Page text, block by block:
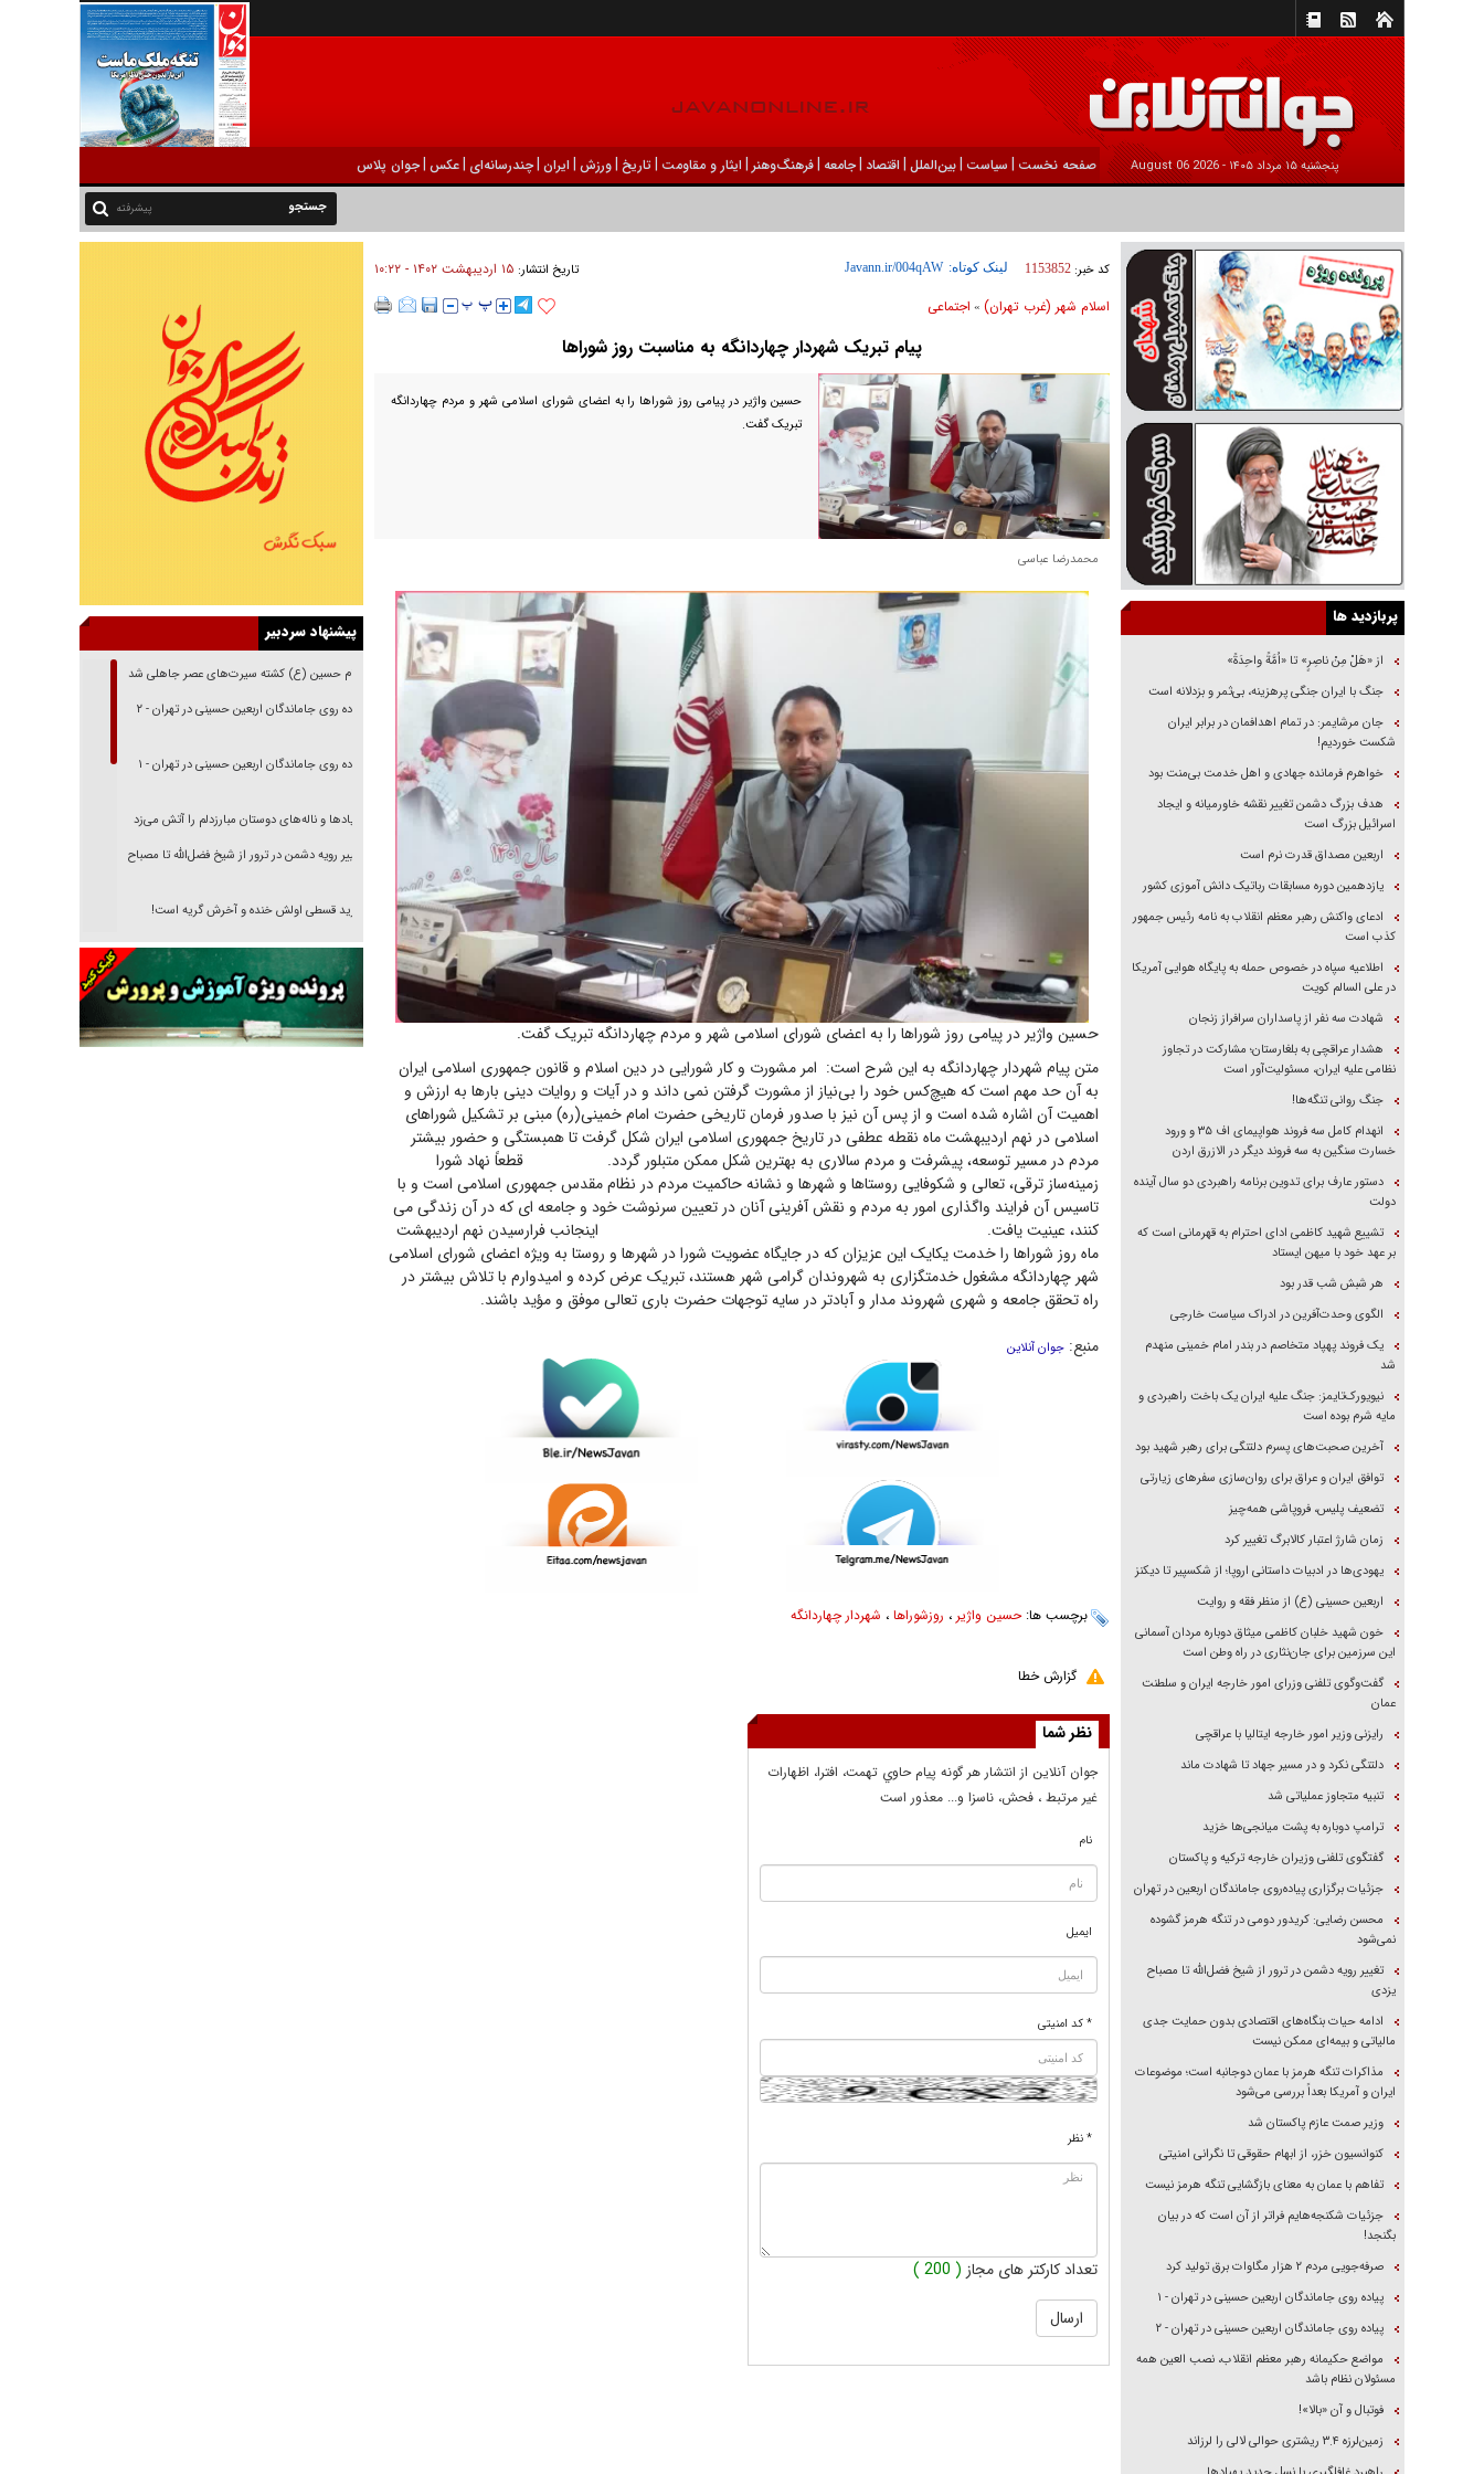
پنجشنبه ۱۵ مرداد ۱۴۰۵ - 2026 August 06 صفحه نخست | سیاست |بين‌الملل | اقتصاد |جامعه |فرهنگ‌و‌هنر | ایثار و مقاومت |تاریخ |ورزش | ايران |چندرسانه‌ای |عکس |جوان پلاس
پیشرفته
کد خبر: 1153852 لینک کوتاه: تاریخ انتشار: ۱۵ ارديبهشت ۱۴۰۲ - ۱۰:۲۲
اسلام شهر (غرب تهران)» اجتماعی
پیام تبریک شهردار چهاردانگه به‌ مناسبت روز شوراها
حسین واژیر در پیامی روز شوراها را به اعضای شورای اسلامی شهر و مردم چهاردانگه
تبریک گفت.
محمدرضا عباسی
حسین واژیر در پیامی روز شوراها را به اعضای شورای اسلامی شهر و مردم چهاردانگه تبریک گفت.
متن پیام شهردار چهاردانگه به این شرح است: امر مشورت و کار شورایی در دین اسلام و قانون جمهوری اسلامی ایران
به آن حد مهم است که هیچ‌کس خود را بی‌نیاز از مشورت گرفتن نمی داند و در آیات و روایات دینی بارها به ارزش و
اهمیت آن اشاره شده است و از پس آن نیز با صدور فرمان تاریخی حضرت امام خمینی(ره) مبنی بر تشکیل شوراهای
اسلامی در نهم اردیبهشت ماه نقطه عطفی در تاریخ جمهوری اسلامی ایران شکل گرفت تا همبستگی و حضور بیشتر
مردم در مسیر توسعه، پیشرفت و مردم سالاری به بهترین شکل ممکن متبلور گردد. قطعاً نهاد شورا
زمینه‌ساز ترقی، تعالی و شکوفایی روستاها و شهرها و نشانه حاکمیت مردم در نظام مقدس جمهوری اسلامی است و با
تاسیس آن فرایند واگذاری امور به مردم و نقش آفرینی آنان در تعیین سرنوشت خود و جامعه ای که در آن زندگی می
کنند، عینیت یافت. اینجانب فرارسیدن نهم اردیبهشت
ماه روز شورا‌ها را خدمت یکایک این عزیزان که در جایگاه عضویت شورا در شهر‌ها و روستا به ویژه اعضای شورای اسلامی
شهر چهاردانگه مشغول خدمتگزاری به شهروندان گرامی شهر هستند، تبریک عرض کرده و امیدوارم با تلاش بیشتر در
راه تحقق جامعه و شهری شهروند مدار و آبادتر در سایه توجهات حضرت باری تعالی موفق و مؤید باشند.
منبع: جوان آنلاین
برچسب ها:حسین واژیر ، روزشوراها، شهردار چهاردانگه
گزارش خطا
نظر شما
جوان آنلاين از انتشار هر گونه پيام حاوي تهمت، افترا، اظهارات
غير مرتبط ، فحش، ناسزا و... معذور است
نام
ایمیل
* کد امنیتی
* نظر
تعداد کارکتر های مجاز ( 200 )
پربازدید ها
از «هَلْ مِنْ ناصِرٍ» تا «اُمَّةً واحِدَةً»
جنگ با ایران جنگی پرهزینه، بی‌ثمر و بزدلانه است
جان مرشایمر: در تمام اهدافمان در برابر ایران
شکست خوردیم!
خواهرم فرمانده جهادی و اهل خدمت بی‌منت بود
هدف بزرگ دشمن تغییر نقشه خاورمیانه و ایجاد
اسرائیل بزرگ است
اربعین مصداق قدرت نرم است
یازدهمین دوره مسابقات رباتیک دانش آموزی کشور
ادعای واکنش رهبر معظم انقلاب به نامه رئیس جمهور
کذب است
اطلاعیه سپاه در خصوص حمله به پایگاه هوایی آمریکا
در علی السالم کویت
شهادت سه نفر از پاسداران سرافراز زنجان
هشدار عراقچی به بلغارستان؛ مشارکت در تجاوز
نظامی علیه ایران، مسئولیت‌آور است
جنگ روانی تنگه‌ها!
انهدام کامل سه فروند هواپیمای اف ۳۵ و ورود
خسارت سنگین به سه فروند دیگر در الازرق اردن
دستور عارف برای تدوین برنامه راهبردی دو سال آینده
دولت
تشییع شهید کاظمی ادای احترام به قهرمانی است که
بر عهد خود با میهن ایستاد
هر شبش شب قدر بود
الگوی وحدت‌آفرین در ادراک سیاست خارجی
یک فروند پهپاد متخاصم در بندر امام خمینی منهدم
شد
نیویورک‌تایمز: جنگ علیه ایران یک باخت راهبردی و
مایه شرم بوده است
آخرین صحبت‌های پسرم دلتنگی برای رهبر شهید بود
توافق ایران و عراق برای روان‌سازی سفر‌های زیارتی
تضعیف پلیس، فروپاشی همه‌چیز
زمان شارژ اعتبار کالابرگ تغییر کرد
یهودی‌ها در ادبیات داستانی اروپا؛ از شکسپیر تا دیکنز
اربعین حسینی (ع) از منظر فقه و روایت
خون شهید خلبان کاظمی میثاق دوباره مردان آسمانی
این سرزمین برای جان‌نثاری در راه وطن است
گفت‌وگوی تلفنی وزرای امور خارجه ایران و سلطنت
عمان
رایزنی وزیر امور خارجه ایتالیا با عراقچی
دلتنگی نکرد و در مسیر جهاد تا شهادت ماند
تنبیه متجاوز عملیاتی شد
ترامپ دوباره به پشت میانجی‌ها خزید
گفتگوی تلفنی وزیران خارجه ترکیه و پاکستان
جزئیات برگزاری پیاده‌روی جاماندگان اربعین در تهران
محسن رضایی: کریدور دومی در تنگه هرمز گشوده
نمی‌شود
تغییر رویه دشمن در ترور از شیخ فضل‌الله تا مصباح
یزدی
ادامه حیات بنگاه‌های اقتصادی بدون حمایت جدی
مالیاتی و بیمه‌ای ممکن نیست
مذاکرات تنگه هرمز با عمان دوجانبه است؛ موضوعات
ایران و آمریکا بعداً بررسی می‌شود
وزیر صمت عازم پاکستان شد
کنوانسیون خزر، از ابهام حقوقی تا نگرانی امنیتی
تفاهم با عمان به معنای بازگشایی تنگه هرمز نیست
جزئیات شکنجه‌هایم فراتر از آن است که در بیان
بگنجد!
صرفه‌جویی مردم ۲ هزار مگاوات برق تولید کرد
پیاده روی جاماندگان اربعین حسینی در تهران - ۱
پیاده روی جاماندگان اربعین حسینی در تهران - ۲
مواضع حکیمانه رهبر معظم انقلاب، نصب العین همه
مسئولان نظام باشد
فوتبال و آن «بالا»!
زمین‌لرزه ۳.۴ ریشتری حوالی لالی را لرزاند
پیشنهاد سردبیر
امام حسین (ع) کشته سیرت‌های عصر جاهلی شد
پیاده روی جاماندگان اربعین حسینی در تهران - ۲
پیاده روی جاماندگان اربعین حسینی در تهران - ۱
فریاد‌ها و ناله‌های دوستان مبارزدلم را آتش می‌زد
تغییر رویه دشمن در ترور از شیخ فضل‌الله تا مصباح
خرید قسطی اولش خنده و آخرش گریه است!
فوتبال و آن «بالا»!
راهبرد غافلگیری با نسل جدید پهپاد‌ها
جنجال پزشکان تقلبی در صنعت زیبایی
یهودی‌ها در ادبیات داستانی اروپا؛ از شکسپیر تا